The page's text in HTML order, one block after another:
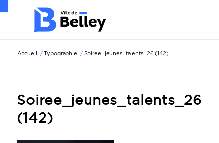
Accueil / Typographie / Soiree_jeunes_talents_26 (142)
Soiree_jeunes_talents_26
(142)